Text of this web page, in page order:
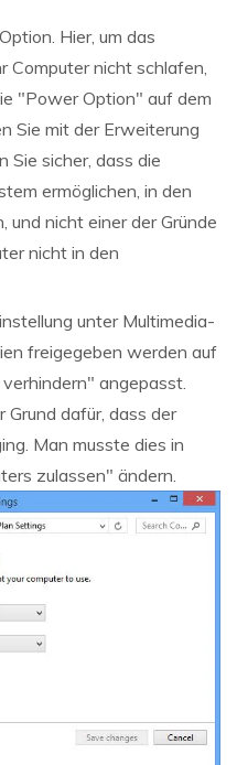
Hier, um das
Computer nicht schlafen,
"Power Option" auf dem
Sie mit der Erweiterung
Sie sicher, dass die
ermöglichen, in den
und nicht einer der Gründe
nicht in den
unter Multimedia-
freigegeben werden auf
angepasst.
Grund dafür, dass der
Man musste dies in
zulassen" ändern.